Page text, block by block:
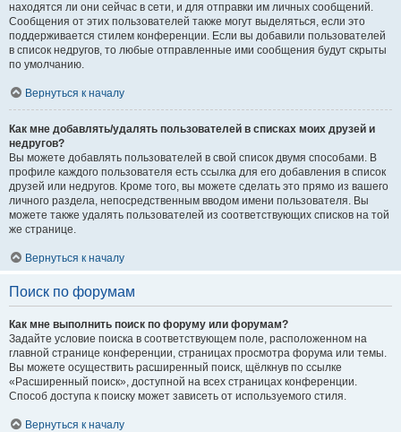
находятся ли они сейчас в сети, и для отправки им личных сообщений.
Сообщения от этих пользователей также могут выделяться, если это
поддерживается стилем конференции. Если вы добавили пользователей
в список недругов, то любые отправленные ими сообщения будут скрыты
по умолчанию.
Вернуться к началу
Как мне добавлять/удалять пользователей в списках моих друзей и
недругов?
Вы можете добавлять пользователей в свой список двумя способами. В
профиле каждого пользователя есть ссылка для его добавления в список
друзей или недругов. Кроме того, вы можете сделать это прямо из вашего
личного раздела, непосредственным вводом имени пользователя. Вы
можете также удалять пользователей из соответствующих списков на той
же странице.
Вернуться к началу
Поиск по форумам
Как мне выполнить поиск по форуму или форумам?
Задайте условие поиска в соответствующем поле, расположенном на
главной странице конференции, страницах просмотра форума или темы.
Вы можете осуществить расширенный поиск, щёлкнув по ссылке
«Расширенный поиск», доступной на всех страницах конференции.
Способ доступа к поиску может зависеть от используемого стиля.
Вернуться к началу